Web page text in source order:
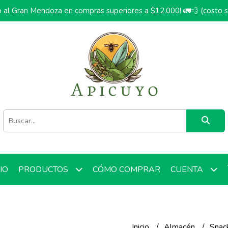
al Gran Mendoza en compras superiores a $12.000! 🚛💨 (costo
PRODUCTOS CÓMO COMPRAR CUENTA